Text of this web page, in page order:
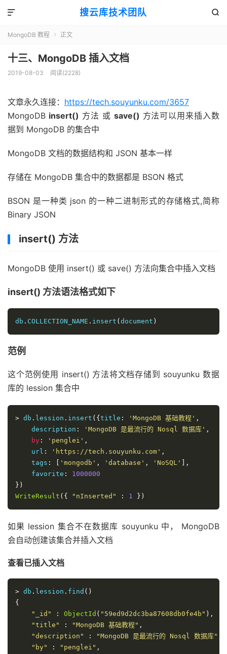
搜云库技术团队 

MongoDB 教程  正文
十三、MongoDB 插入文档
2019-08-03 阅读(2228)
文章永久连接： https://tech.souyunku.com/3657
MongoDB insert() 方法 或 save() 方法可以用来插入数
据到 MongoDB 的集合中
MongoDB 文档的数据结构和 JSON 基本一样
存储在 MongoDB 集合中的数据都是 BSON 格式
BSON 是一种类 json 的一种二进制形式的存储格式,简称
Binary JSON
insert() 方法
MongoDB 使用 insert() 或 save() 方法向集合中插入文档
insert() 方法语法格式如下
db . COLLECTION_NAME . insert ( document )
范例
这个范例使用 insert() 方法将文档存储到 souyunku 数据
库的 lession 集合中
> db . lession . insert ({ title : 'MongoDB 基础教程' ,
    description
: 'MongoDB 是最流行的 Nosql 数据库' ,
by : 'penglei' ,
    url
: 'https://tech.souyunku.com' ,
    tags
: 'mongodb' , 'database' , 'NoSQL'
],
    favorite
:
1000000
})
WriteResult ({ "nInserted" : 1 })
如果 lession 集合不在数据库 souyunku 中， MongoDB
会自动创建该集合并插入文档
查看已插入文档
> db . lession . find ()
{
"_id"
: ObjectId ( "59ed9d2dc3ba87608db0fe4b" ),
"title"
: "MongoDB 基础教程" ,
"description"
: "MongoDB 是最流行的 Nosql 数据库"
"by"
: "penglei" ,